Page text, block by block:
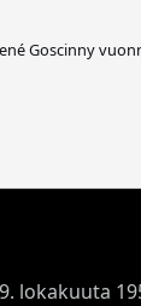
Goscinny